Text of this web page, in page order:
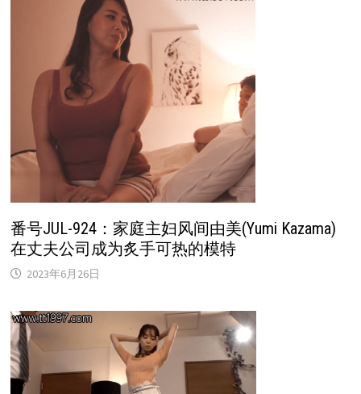
番号JUL-924：家庭主妇风间由美(Yumi Kazama)
在丈夫公司成为炙手可热的模特
2023年6月26日